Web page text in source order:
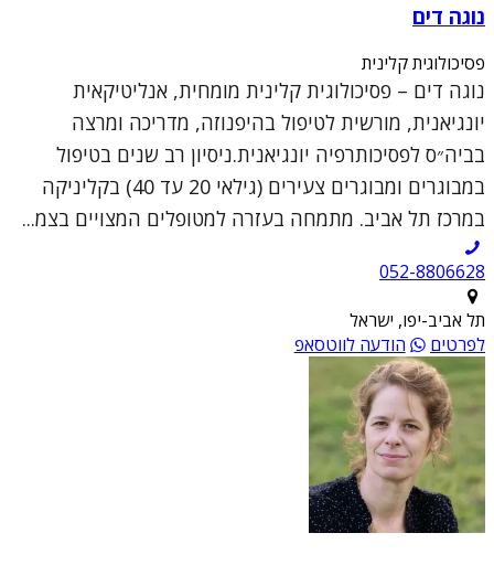
נוגה דים
פסיכולוגית קלינית
נוגה דים – פסיכולוגית קלינית מומחית, אנליטיקאית
יונגיאנית, מורשית לטיפול בהיפנוזה, מדריכה ומרצה
בביה״ס לפסיכותרפיה יונגיאנית.ניסיון רב שנים בטיפול
במבוגרים ומבוגרים צעירים (גילאי 20 עד 40) בקליניקה
במרכז תל אביב. מתמחה בעזרה למטופלים המצויים בצמ...
052-8806628
תל אביב-יפו, ישראל
לפרטים
הודעה לווטסאפ